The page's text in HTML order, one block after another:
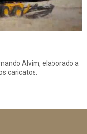
Alvim, elaborado a
caricatos.